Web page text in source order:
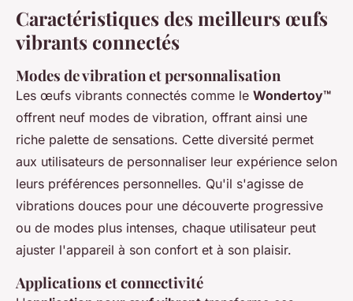
Caractéristiques des meilleurs œufs
vibrants connectés
Modes de vibration et personnalisation
Les œufs vibrants connectés comme le Wondertoy™
offrent neuf modes de vibration, offrant ainsi une
riche palette de sensations. Cette diversité permet
aux utilisateurs de personnaliser leur expérience selon
leurs préférences personnelles. Qu'il s'agisse de
vibrations douces pour une découverte progressive
ou de modes plus intenses, chaque utilisateur peut
ajuster l'appareil à son confort et à son plaisir.
Applications et connectivité